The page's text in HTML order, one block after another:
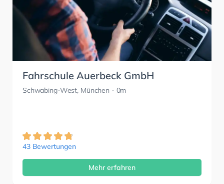
Fahrschule Auerbeck GmbH
Schwabing-West, München - 0m
43 Bewertungen
Mehr erfahren